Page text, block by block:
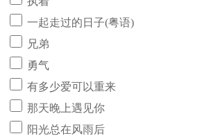
一起走过的日子(粤语)
兄弟
勇气
有多少爱可以重来
那天晚上遇见你
阳光总在风雨后